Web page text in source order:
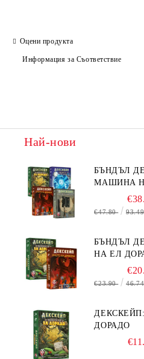
Оцени продукта
Информация за Съответствие
Най-нови
БЪНДЪЛ
МАШИНА
БЯГСТВО
ТАЙНИТЕ
€47.80
БЪНДЪЛ
НА ЕЛ
ДРАКОНА
€23.90
ДОРАДО